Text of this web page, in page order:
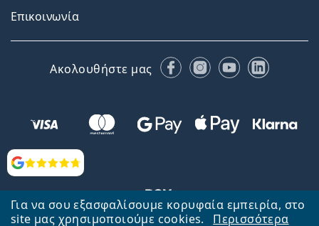
Για να σου εξασφαλίσουμε κορυφαία εμπειρία, στο
site μας χρησιμοποιούμε cookies.
Περισσότερα
Αξιολογήσεις
Επικοινωνία
Ακολουθήστε μας FacebookInstagram
YouTubeLinkedIn